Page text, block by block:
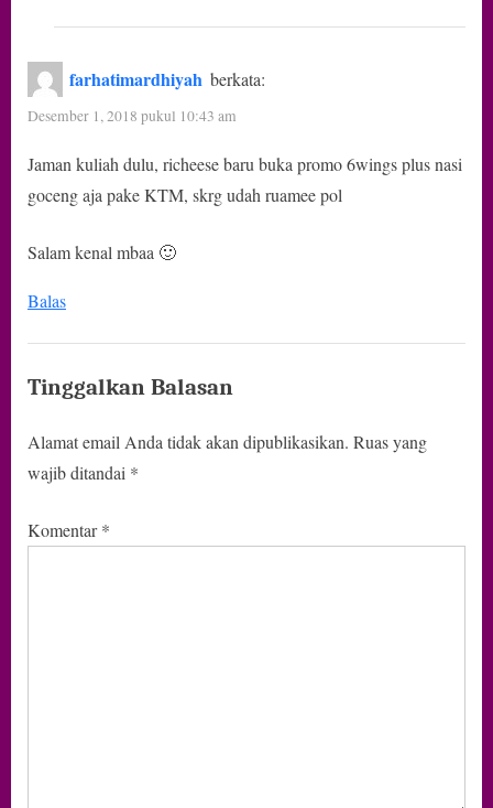
farhatimardhiyah berkata:
Desember 1, 2018 pukul 10:43 am
Jaman kuliah dulu, richeese baru buka promo 6wings plus nasi
goceng aja pake KTM, skrg udah ruamee pol
Salam kenal mbaa 🙂
Balas
Tinggalkan Balasan
Alamat email Anda tidak akan dipublikasikan. Ruas yang
wajib ditandai *
Komentar*